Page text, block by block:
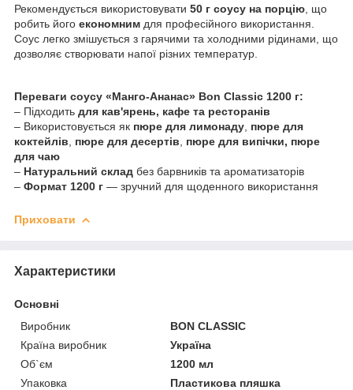
Рекомендується використовувати 50 г соусу на порцію , що
робить його економним для професійного використання.
Соус легко змішується з гарячими та холодними рідинами, що
дозволяє створювати напої різних температур.
Переваги соусу «Манго-Ананас» Bon Classic 1200 г:
– Підходить для кав'ярень, кафе та ресторанів
– Використовується як пюре для лимонаду пюре для
коктейлів
пюре для десертів
пюре для випічки, пюре
для чаю
– Натуральний склад без барвників та ароматизаторів
– Формат 1200 г — зручний для щоденного використання
Приховати
Характеристики
Основні
Виробник
BON CLASSIC
Країна виробник
Україна
Об`єм
1200 мл
Упаковка
Пластикова пляшка